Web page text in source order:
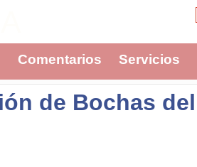
Comentarios Servicios
de Bochas del